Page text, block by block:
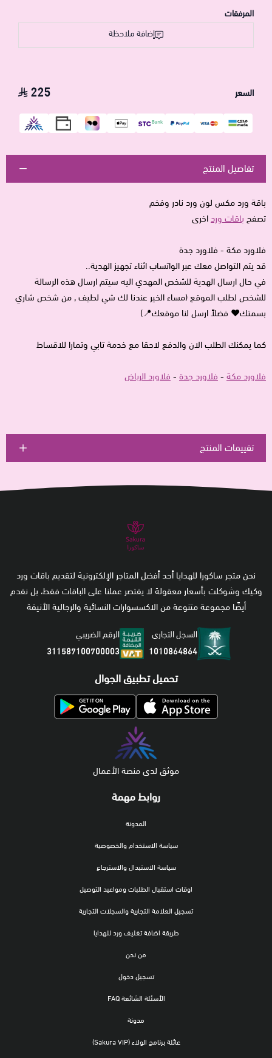
المرفقات
إضافة ملاحظة
السعر 225
تفاصيل المنتج
باقة ورد مكس لون ورد نادر وفخم
تصفح باقات ورد اخرى
فلاورد مكة - فلاورد جدة
قد يتم التواصل معك عبر الواتساب اثناء تجهيز الهدية..
في حال ارسال الهدية للشخص المهدي اليه سيتم ارسال هذه الرسالة
للشخص لطلب الموقع (مساء الخير عندنا لك شي لطيف , من شخص شاري
بسمتك♥ فضلاً ارسل لنا موقعك📍)
كما يمكنك الطلب الان والدفع لاحقا مع خدمة تابي وتمارا للاقساط
فلاورد مكة - فلاورد جدة - فلاورد الرياض
تقييمات المنتج
روابط مهمة
المدونة
سياسة الاستخدام والخصوصية
سياسة الاستبدال والاسترجاع
اوقات استقبال الطلبات ومواعيد التوصيل
تسجيل العلامة التجارية والسجلات التجارية
طريقة اضافة تغليف ورد للهدايا
من نحن
تسجيل دخول
الأسئلة الشائعة FAQ
مدونة
عائلة برنامج الولاء (Sakura VIP)
نحن متجر ساكورا للهدايا أحد أفضل المتاجر الإلكترونية لتقديم باقات ورد
وكيك وشوكلت بأسعار معقولة لا يقتصر عملنا على الباقات فقط، بل نقدم
أيضًا مجموعة متنوعة من الاكسسوارات النسائية والرجالية الأنيقة
السجل التجاري
1010864864
الرقم الضريبي
311587100700003
تحميل تطبيق الجوال
موثق لدى منصة الأعمال